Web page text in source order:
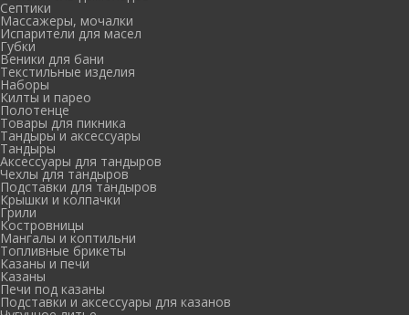
Септики
Массажеры, мочалки
Испарители для масел
Губки
Веники для бани
Текстильные изделия
Наборы
Килты и парео
Полотенце
Товары для пикника
Тандыры и аксессуары
Тандыры
Аксессуары для тандыров
Чехлы для тандыров
Подставки для тандыров
Крышки и колпачки
Грили
Костровницы
Мангалы и коптильни
Топливные брикеты
Казаны и печи
Казаны
Печи под казаны
Подставки и аксессуары для казанов